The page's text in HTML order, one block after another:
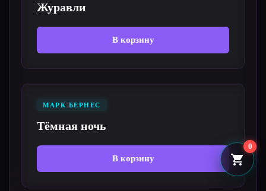
Журавли
В корзину
МАРК БЕРНЕС
Тёмная ночь
В корзину
0